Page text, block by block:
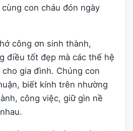
con cháu đón ngày
công ơn sinh thành,
điều tốt đẹp mà các thế hệ
gia đình. Chúng con
biết kính trên nhường
công việc, giữ gìn nề